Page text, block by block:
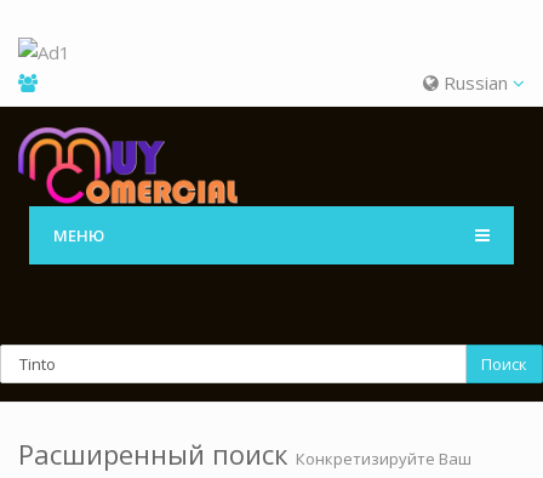
Russian
МЕНЮ
Поиск
Расширенный поиск Конкретизируйте Ваш